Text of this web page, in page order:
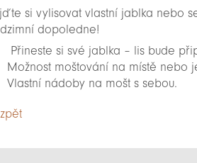
si vylisovat vlastní jablka nebo
dopoledne!
Přineste si své jablka – lis bude
Možnost moštování na místě nebo
Vlastní nádoby na mošt s sebou.